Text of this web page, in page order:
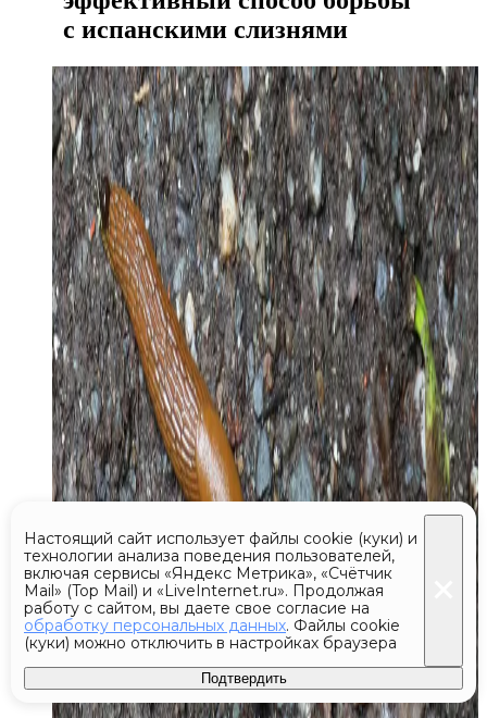
с испанскими слизнями
Настоящий сайт использует файлы cookie (куки) и
технологии анализа поведения пользователей,
включая сервисы «Яндекс Метрика», «Счётчик
Mail» (Top Mail) и «LiveInternet.ru». Продолжая
работу с сайтом, вы даете свое согласие на
обработку персональных данных. Файлы cookie
(куки) можно отключить в настройках браузера
Подтвердить